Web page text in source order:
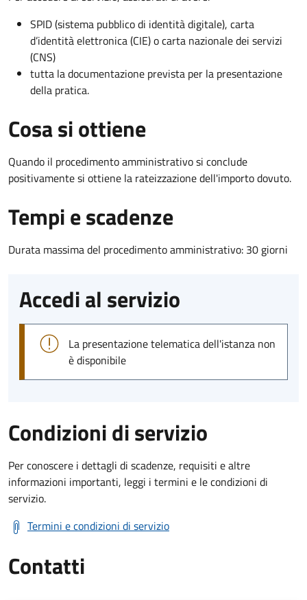
SPID (sistema pubblico di identità digitale), carta
d’identità elettronica (CIE) o carta nazionale dei servizi
(CNS)
tutta la documentazione prevista per la presentazione
della pratica.
Cosa si ottiene
Quando il procedimento amministrativo si conclude
positivamente si ottiene la rateizzazione dell'importo dovuto.
Tempi e scadenze
Durata massima del procedimento amministrativo: 30 giorni
Accedi al servizio
La presentazione telematica dell'istanza non
è disponibile
Condizioni di servizio
Per conoscere i dettagli di scadenze, requisiti e altre
informazioni importanti, leggi i termini e le condizioni di
servizio.
Termini e condizioni di servizio
Contatti